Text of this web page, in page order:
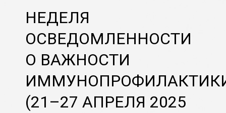
НЕДЕЛЯ
ОСВЕДОМЛЕННОСТИ
О ВАЖНОСТИ
(21–27 АПРЕЛЯ 2025